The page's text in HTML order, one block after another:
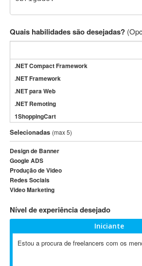
Quais habilidades são desejadas?
.NET Compact Framework
.NET Framework
.NET para Web
.NET Remoting
1ShoppingCart
3DS Max
3GSM
4D Dimension
802.11
A&P
A-GPS
A2Billing
AAUS Scientific Diver
ABAP
Selecionadas (max 5)
Design de Banner
Google ADS
Produção de Video
Redes Sociais
Video Marketing
Nível de experiência desejado
Iniciante
Estou a procura de freelancers com os